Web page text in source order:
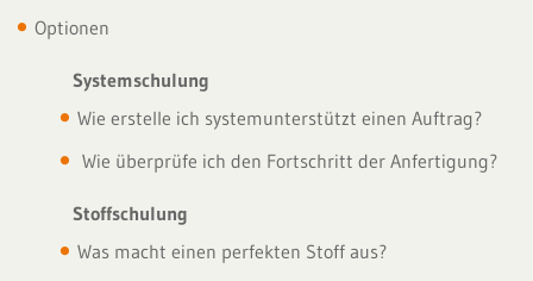
Optionen
Systemschulung
Wie erstelle ich systemunterstützt einen Auftrag?
Wie überprüfe ich den Fortschritt der Anfertigung?
Stoffschulung
Was macht einen perfekten Stoff aus?